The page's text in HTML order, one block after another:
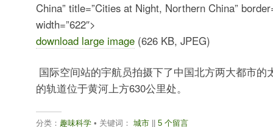
China” title=”Cities at Night, Northern China”
width=”622″>
download large image(626 KB, JPEG)
国际空间站的宇航员拍摄下了中国北方两大都市的
的轨道位于黄河上方630公里处。
分类： 趣味科学• 关键词： 城市|| 5 个留言